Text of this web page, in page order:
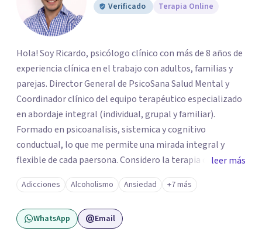
Verificado Terapia Online
Hola! Soy Ricardo, psicólogo clínico con más de 8 años de
experiencia clínica en el trabajo con adultos, familias y
parejas. Director General de PsicoSana Salud Mental y
Coordinador clínico del equipo terapéutico especializado
en abordaje integral (individual, grupal y familiar).
Formado en psicoanalisis, sistemica y cognitivo
conductual, lo que me permite una mirada integral y
flexible de cada paersona. Considero la terapia como un
espacio de escucha, construcción y transformación,
adpatando el contexto de cada persona para ayudarla de
la mejor manera posible.
leer más
Adicciones Alcoholismo Ansiedad +7 más
WhatsApp Email